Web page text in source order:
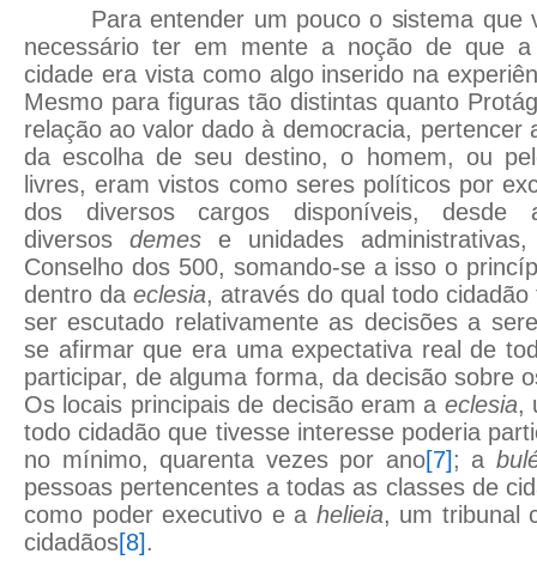
Para entender um pouco o sistema que
necessário ter em mente a noção de que
cidade era vista como algo inserido na
Mesmo para figuras tão distintas quanto
relação ao valor dado à democracia, pertencer
da escolha de seu destino, o homem, ou
livres, eram vistos como seres políticos por
dos diversos cargos disponíveis, desde
diversosdemes e unidades
Conselho dos 500, somando-se a isso o
dentro da eclesia, através do qual todo
ser escutado relativamente as decisões a
se afirmar que era uma expectativa real de
participar, de alguma forma, da decisão sobre
Os locais principais de decisão eram a eclesia,
todo cidadão que tivesse interesse poderia
no mínimo, quarenta vezes por ano[7] ; a
pessoas pertencentes a todas as classes de
como poder executivo e a helieia, um tribunal
cidadãos[8].